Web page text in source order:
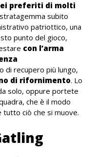
preferiti di molti
subito
patriottico, una
punto del gioco,
con l’arma
di recupero più lungo,
di rifornimento. Lo
solo, oppure portete
che è il modo
ciò che si muove.